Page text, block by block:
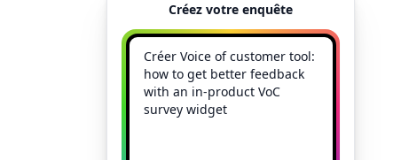
Créez votre enquête